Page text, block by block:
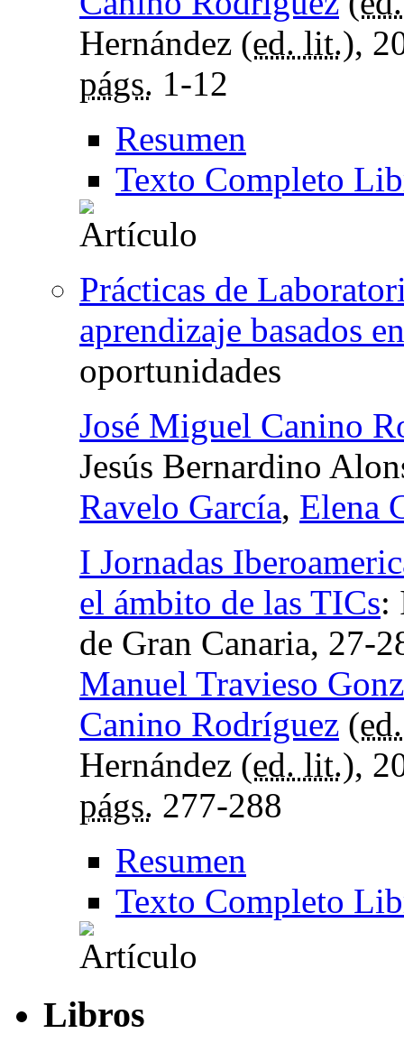
Hernández (ed. lit.),
págs. 1-12
Resumen
Texto Completo
Prácticas de
aprendizaje basados
oportunidades
José Miguel Canino
Jesús Bernardino
Ravelo García, Elena
I Jornadas
el ámbito de las TICs:
de Gran Canaria, 27-
Manuel Travieso
Canino Rodríguez (
Hernández (ed. lit.),
págs. 277-288
Resumen
Texto Completo
Libros